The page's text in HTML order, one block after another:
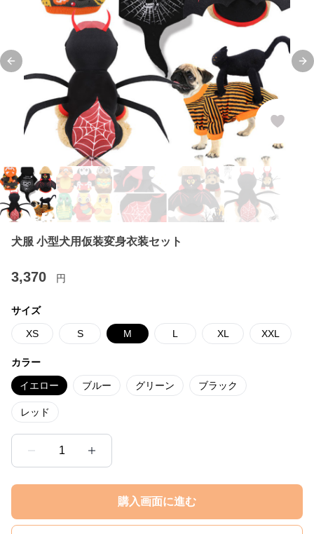
Previous slide
犬服 小型犬用仮装変身衣装セット
3,370 円
サイズ
XS S M L XL XXL
カラー
イエロー ブルー グリーン ブラック
レッド
1
購入画面に進む